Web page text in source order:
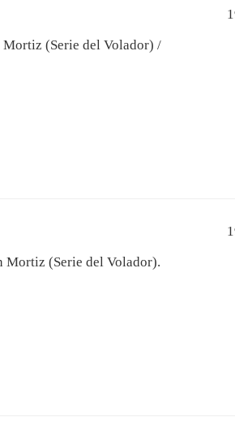
(Serie del Volador) /
Mortiz (Serie del Volador).